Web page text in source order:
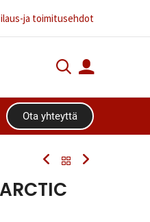
ja toimitusehdot
Ota yhteyttä​​​​